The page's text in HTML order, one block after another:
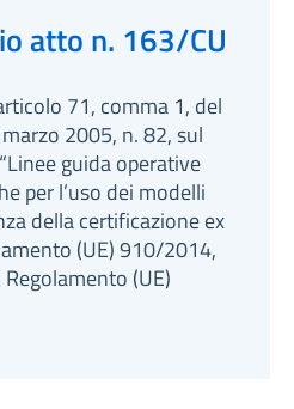
atto n. 163/CU
71, comma 1, del
2005, n. 82, sul
guida operative
per l’uso dei modelli
della certificazione ex
(UE) 910/2014,
(UE)